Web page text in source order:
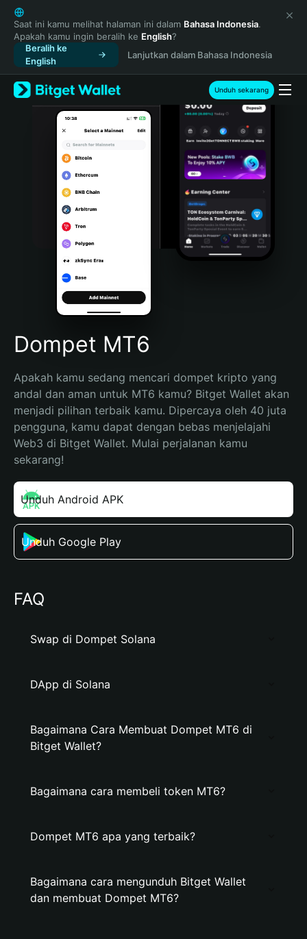
English
日本語
Tiếng Việt
Русский
Español (Latinoamérica)
Türkçe
Italiano
Português (Portugal)
Bahasa Indonesia
Português (Brasil)
Español (Argentina)
Saat ini kamu melihat halaman ini dalam Bahasa Indonesia.
Apakah kamu ingin beralih ke English?
Beralih ke
English
Lanjutkan dalam Bahasa Indonesia
Unduh sekarang
Dompet MT6
Apakah kamu sedang mencari dompet kripto yang
andal dan aman untuk MT6 kamu? Bitget Wallet akan
menjadi pilihan terbaik kamu. Dipercaya oleh 40 juta
pengguna, kamu dapat dengan bebas menjelajahi
Web3 di Bitget Wallet. Mulai perjalanan kamu
sekarang!
Unduh Android APK
Unduh Google Play
FAQ
Swap di Dompet Solana
DApp di Solana
Bagaimana Cara Membuat Dompet MT6 di
Bitget Wallet?
Bagaimana cara membeli token MT6?
Dompet MT6 apa yang terbaik?
Bagaimana cara mengunduh Bitget Wallet
dan membuat Dompet MT6?